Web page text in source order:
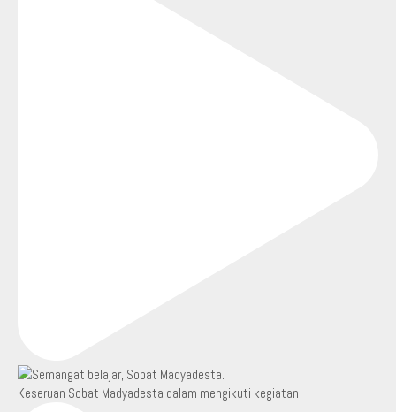
Keseruan Sobat Madyadesta dalam mengikuti kegiatan